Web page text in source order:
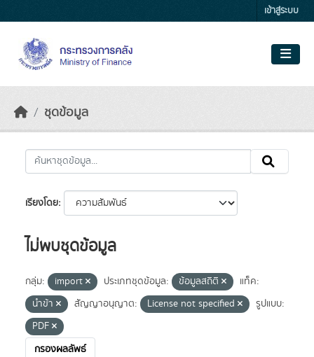
เข้าสู่ระบบ
ชุดข้อมูล
เรียงโดย
ไม่พบชุดข้อมูล
กลุ่ม: import ประเภทชุดข้อมูล: ข้อมูลสถิติ
แท็ค:
นำข้า
สัญญาอนุญาต: License not specified
รูปแบบ:
PDF
กรองผลลัพธ์